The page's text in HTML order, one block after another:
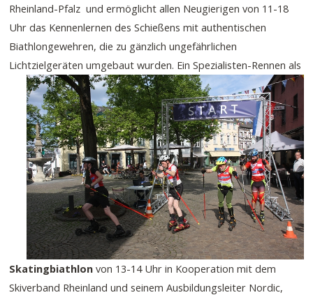
Rheinland-Pfalz und ermöglicht allen Neugierigen von 11-18
Uhr das Kennenlernen des Schießens mit authentischen
Biathlongewehren, die zu gänzlich ungefährlichen
Lichtzielgeräten umgebaut wurden. Ein Spezialisten-Rennen als
Skatingbiathlon von 13-14 Uhr in Kooperation mit dem
Skiverband Rheinland und seinem Ausbildungsleiter Nordic,